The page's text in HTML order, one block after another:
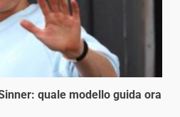
quale modello guida ora